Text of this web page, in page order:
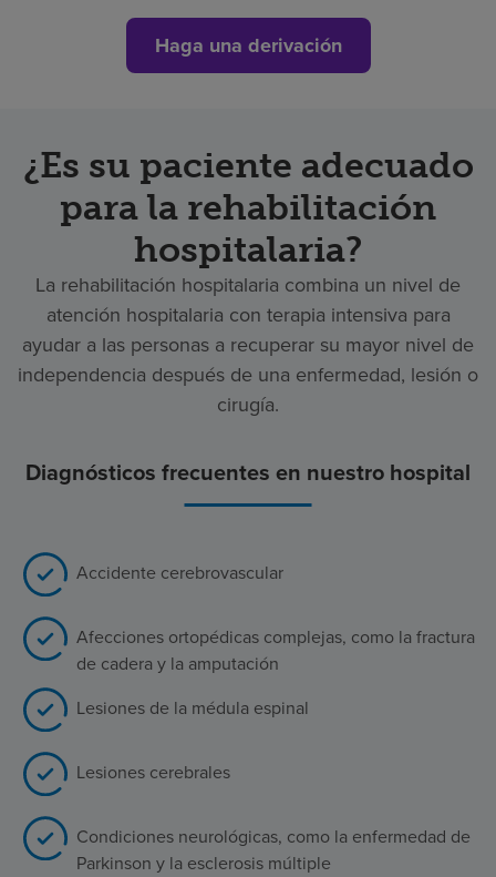
Haga una derivación
¿Es su paciente adecuado
para la rehabilitación
hospitalaria?
La rehabilitación hospitalaria combina un nivel de
atención hospitalaria con terapia intensiva para
ayudar a las personas a recuperar su mayor nivel de
independencia después de una enfermedad, lesión o
cirugía.
Diagnósticos frecuentes en nuestro hospital
Accidente cerebrovascular
Afecciones ortopédicas complejas, como la fractura
de cadera y la amputación
Lesiones de la médula espinal
Lesiones cerebrales
Condiciones neurológicas, como la enfermedad de
Parkinson y la esclerosis múltiple